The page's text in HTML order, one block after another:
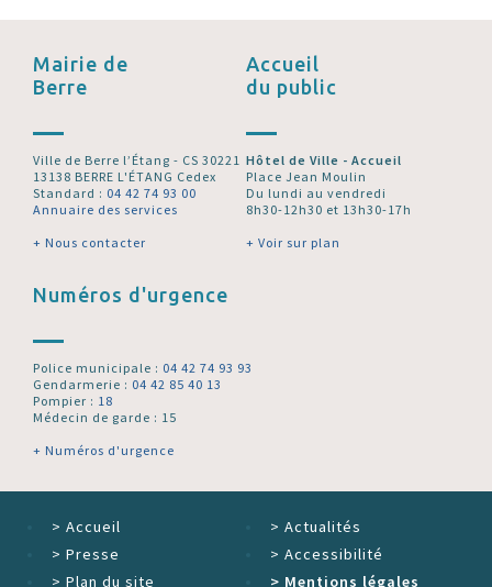
Mairie de
Berre
Ville de Berre l’Étang - CS 30221
13138 BERRE L'ÉTANG Cedex
Standard : 04 42 74 93 00
Annuaire des services
+ Nous contacter
Accueil
du public
Hôtel de Ville - Accueil
Place Jean Moulin
Du lundi au vendredi
8h30-12h30 et 13h30-17h
+ Voir sur plan
Numéros d'urgence
Police municipale : 04 42 74 93 93
Gendarmerie : 04 42 85 40 13
Pompier : 18
Médecin de garde : 15
+ Numéros d'urgence
> Accueil > Actualités
> Presse > Accessibilité
> Plan du site > Mentions légales